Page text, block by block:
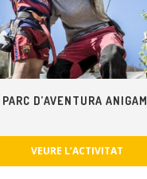
PARC D’AVENTURA
VEURE L’ACTIVITAT